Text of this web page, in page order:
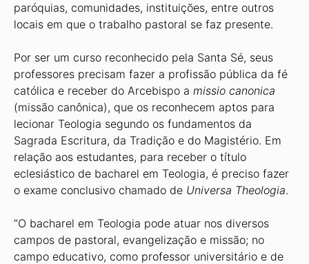
paróquias, comunidades, instituições, entre outros
locais em que o trabalho pastoral se faz presente.
Por ser um curso reconhecido pela Santa Sé, seus
professores precisam fazer a profissão pública da fé
católica e receber do Arcebispo a missio canonica
(missão canônica), que os reconhecem aptos para
lecionar Teologia segundo os fundamentos da
Sagrada Escritura, da Tradição e do Magistério. Em
relação aos estudantes, para receber o título
eclesiástico de bacharel em Teologia, é preciso fazer
o exame conclusivo chamado de Universa Theologia.
“O bacharel em Teologia pode atuar nos diversos
campos de pastoral, evangelização e missão; no
campo educativo, como professor universitário e de